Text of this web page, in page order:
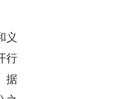
义
行
据